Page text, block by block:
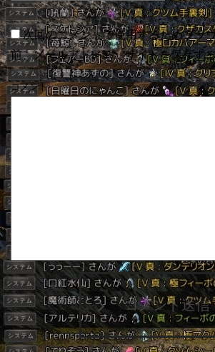
次回のコメントで使用するためブラ
前、メールアドレス、サイトを保存す
コメント
コメント送信